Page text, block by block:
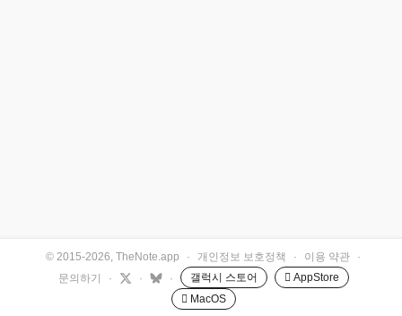
© 2015-2026, TheNote.app · 개인정보 보호정책 · 이용 약관
·
문의하기
· · · 갤럭시 스토어
 AppStore
 MacOS